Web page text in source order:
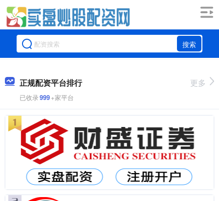
搜索
正规配资平台排行
已收录999+家平台
更多